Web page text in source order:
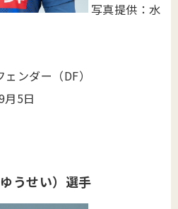
写真提供：水
ンダー（DF）
月5日
ゆうせい）選手